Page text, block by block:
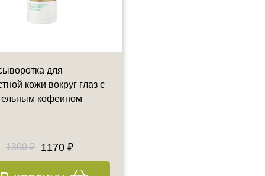
для
кожи вокруг глаз с
кофеином
1300 ₽ 1170 ₽